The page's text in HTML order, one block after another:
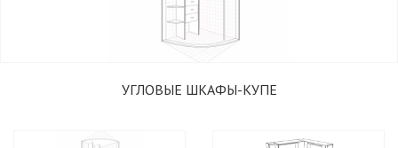
УГЛОВЫЕ ШКАФЫ-КУПЕ